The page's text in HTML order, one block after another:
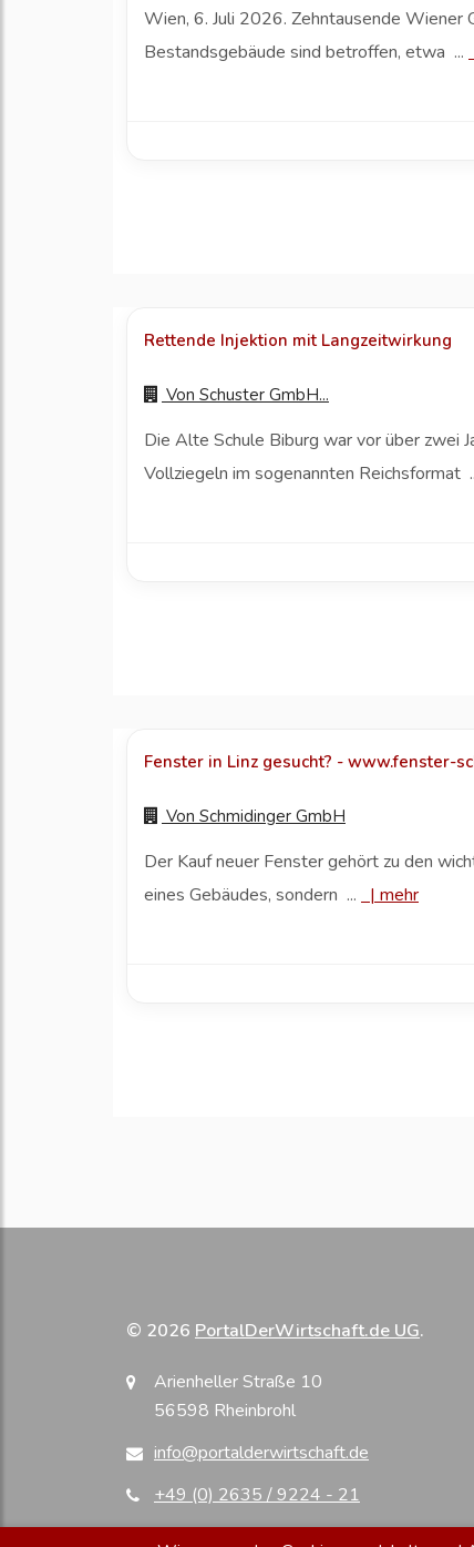
Wien, 6. Juli 2026. Zehntausende Wiener
Bestandsgebäude sind betroffen, etwa ...
Rettende Injektion mit Langzeitwirkung
Von Schuster GmbH...
Die Alte Schule Biburg war vor über zwei
Vollziegeln im sogenannten Reichsformat
Fenster in Linz gesucht? - www.fenster-
Von Schmidinger GmbH
Der Kauf neuer Fenster gehört zu den
eines Gebäudes, sondern ...
| mehr
© 2026 PortalDerWirtschaft.de UG.
Arienheller Straße 10
56598 Rheinbrohl
info@portalderwirtschaft.de
+49 (0) 2635 / 9224 - 21